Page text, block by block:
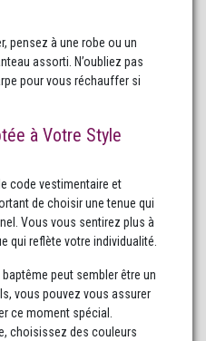
pensez à une robe ou un
assorti. N’oubliez pas
pour vous réchauffer si
à Votre Style
code vestimentaire et
de choisir une tenue qui
Vous vous sentirez plus à
qui reflète votre individualité.
peut sembler être un
vous pouvez vous assurer
ce moment spécial.
choisissez des couleurs